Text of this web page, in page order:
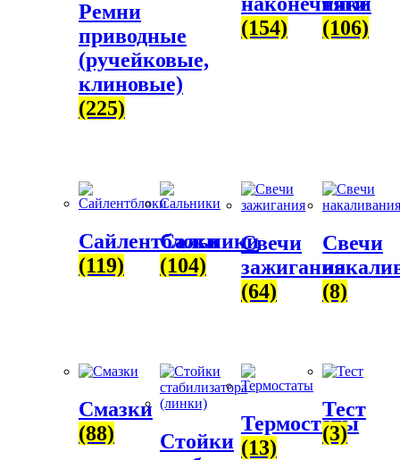
Ремни
приводные
(ручейковые,
клиновые)
(225)
(154)
(106)
Сайлентблоки
(119)
Сальники
(104)
Свечи
зажигания
(64)
Свечи
(8)
Смазки
(88)
Стойки
Термостаты
(13)
Тест
(3)